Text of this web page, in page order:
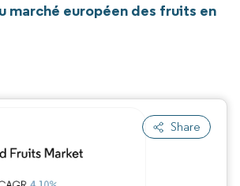
marché européen des fruits en
Share